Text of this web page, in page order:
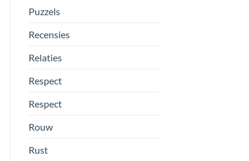
Puzzels
Recensies
Relaties
Respect
Respect
Rouw
Rust